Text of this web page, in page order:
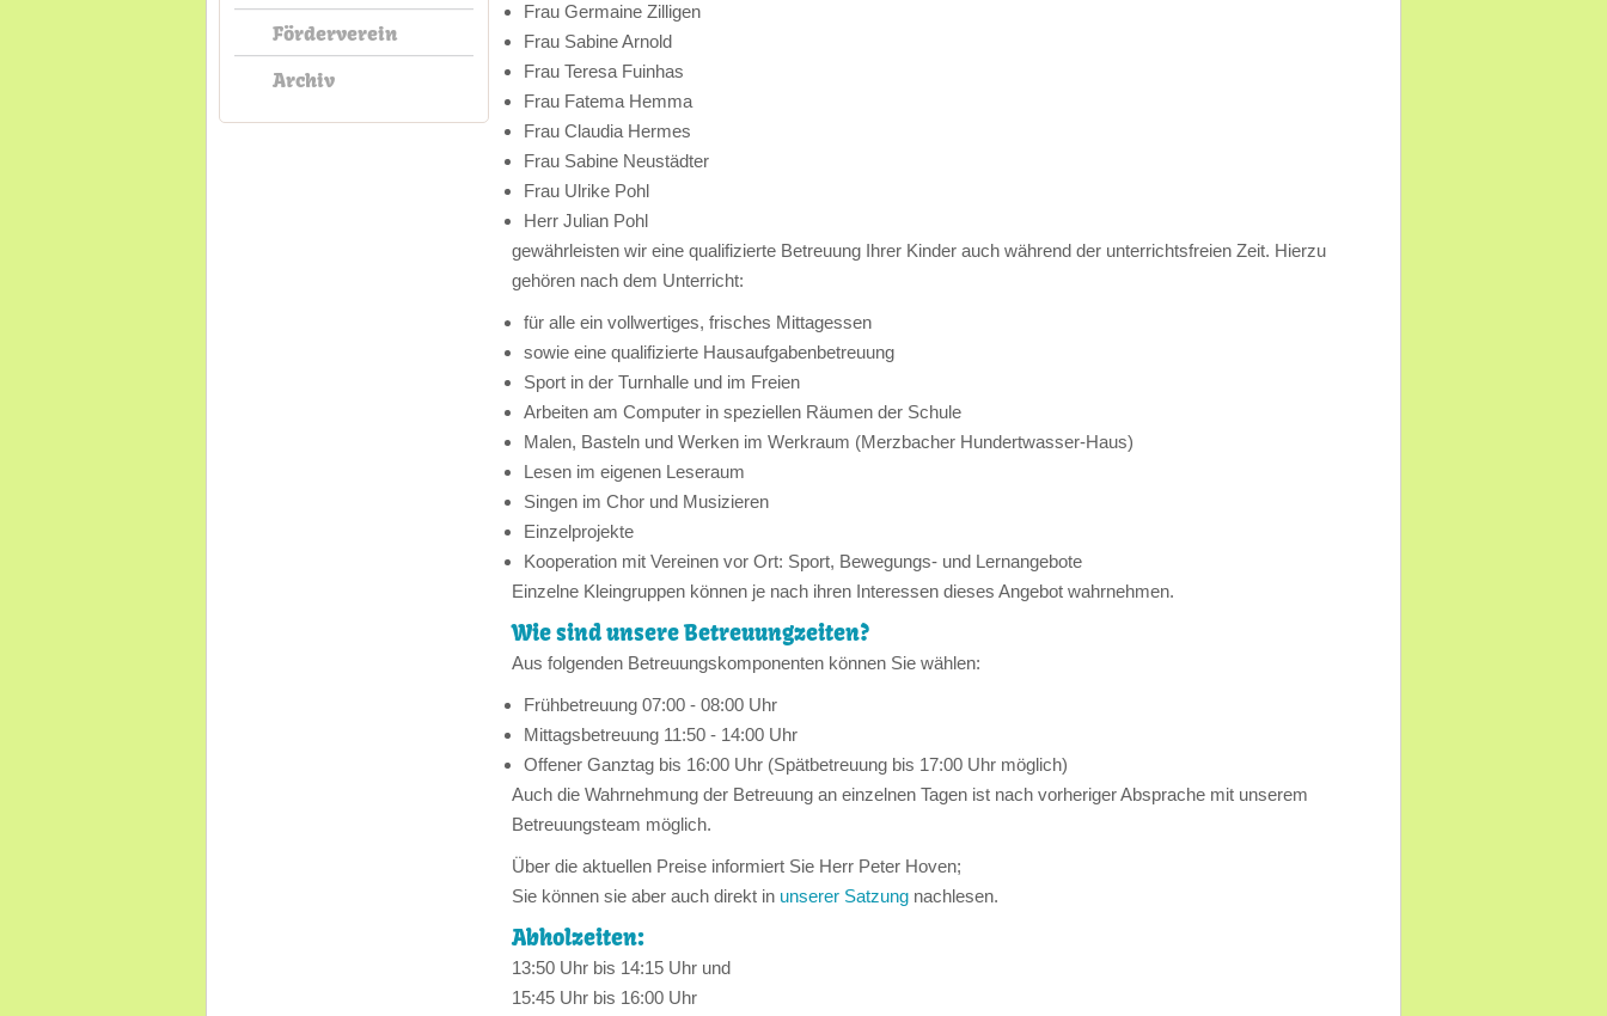
Förderverein
Archiv
Frau Germaine Zilligen
Frau Sabine Arnold
Frau Teresa Fuinhas
Frau Fatema Hemma
Frau Claudia Hermes
Frau Sabine Neustädter
Frau Ulrike Pohl
Herr Julian Pohl
gewährleisten wir eine qualifizierte Betreuung Ihrer Kinder auch während der unterrichtsfreien Zeit. Hierzu
gehören nach dem Unterricht:
für alle ein vollwertiges, frisches Mittagessen
sowie eine qualifizierte Hausaufgabenbetreuung
Sport in der Turnhalle und im Freien
Arbeiten am Computer in speziellen Räumen der Schule
Malen, Basteln und Werken im Werkraum (Merzbacher Hundertwasser-Haus)
Lesen im eigenen Leseraum
Singen im Chor und Musizieren
Einzelprojekte
Kooperation mit Vereinen vor Ort: Sport, Bewegungs- und Lernangebote
Einzelne Kleingruppen können je nach ihren Interessen dieses Angebot wahrnehmen.
Wie sind unsere Betreuungzeiten?
Aus folgenden Betreuungskomponenten können Sie wählen:
Frühbetreuung 07:00 - 08:00 Uhr
Mittagsbetreuung 11:50 - 14:00 Uhr
Offener Ganztag bis 16:00 Uhr (Spätbetreuung bis 17:00 Uhr möglich)
Auch die Wahrnehmung der Betreuung an einzelnen Tagen ist nach vorheriger Absprache mit unserem
Betreuungsteam möglich.
Über die aktuellen Preise informiert Sie Herr Peter Hoven;
Sie können sie aber auch direkt in unserer Satzung nachlesen.
Abholzeiten:
13:50 Uhr bis 14:15 Uhr und
15:45 Uhr bis 16:00 Uhr